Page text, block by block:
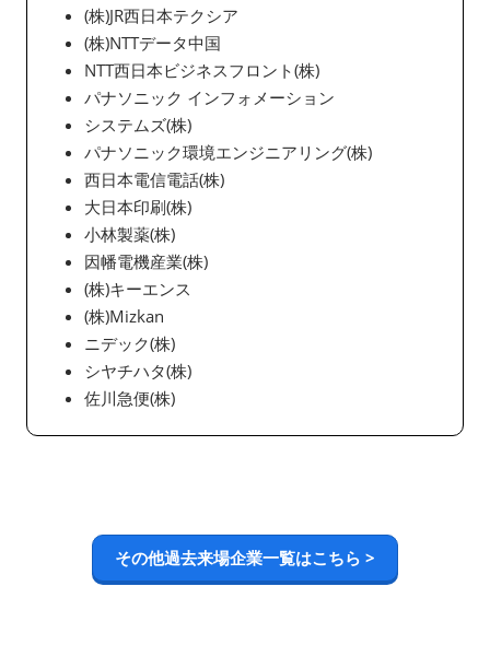
(株)JR西日本テクシア
(株)NTTデータ中国
NTT西日本ビジネスフロント(株)
パナソニック インフォメーション
システムズ(株)
パナソニック環境エンジニアリング(株)
西日本電信電話(株)
大日本印刷(株)
小林製薬(株)
因幡電機産業(株)
(株)キーエンス
(株)Mizkan
ニデック(株)
シヤチハタ(株)
佐川急便(株)
その他過去来場企業一覧はこちら >